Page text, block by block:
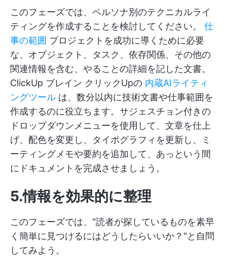
このフェーズでは、ペルソナ別のテクニカルライ
ティングを作成することを検討してください。 仕
事の範囲 プロジェクトを成功に導くために必要
な、オブジェクト、タスク、依存関係、その他の
関連情報を含む、やることの詳細を記した文書。
ClickUp ブレイン クリックUpの 内蔵AIライティ
ングツール は、数分以内に技術文書や仕事範囲を
作成するのに役立ちます。サジェスチョン付きの
ドロップダウンメニューを使用して、文章を仕上
げ、配色を変更し、タイポグラフィを更新し、ミ
ーティングメモや要約を追加して、あっという間
にドキュメントを完成させましょう。
5.情報を効果的に整理
このフェーズでは、"読者が探しているものを素早
く簡単に見つけるにはどうしたらいいか？"と自問
してみよう。